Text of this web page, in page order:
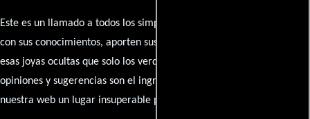
Este es un llamado a todos los simpatizantes del cine: contribuyan
con sus conocimientos, aporten sus descubrimientos y compartan
esas joyas ocultas que solo los verdaderos fanáticos conocen. Sus
opiniones y sugerencias son el ingrediente secreto que hará de
nuestra web un lugar insuperable para los amantes del celuloide.